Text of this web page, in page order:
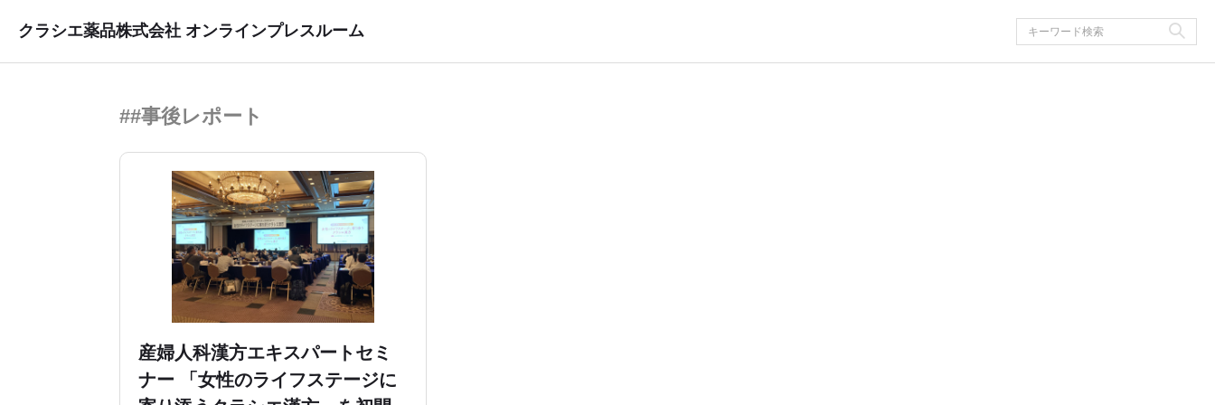
クラシエ薬品株式会社 オンラインプレスルーム
##事後レポート
産婦人科漢方エキスパートセミ
ナー 「女性のライフステージに